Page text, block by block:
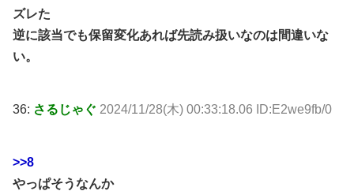
ズレた
逆に該当でも保留変化あれば先読み扱いなのは間違いな
い。
36: さるじゃぐ 2024/11/28(木) 00:33:18.06 ID:E2we9fb/0
>>8
やっぱそうなんか